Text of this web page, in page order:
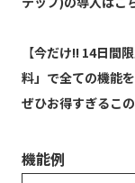
【今だけ!! 14日間
料」で全ての機能
ぜひお得すぎるこ
機能例